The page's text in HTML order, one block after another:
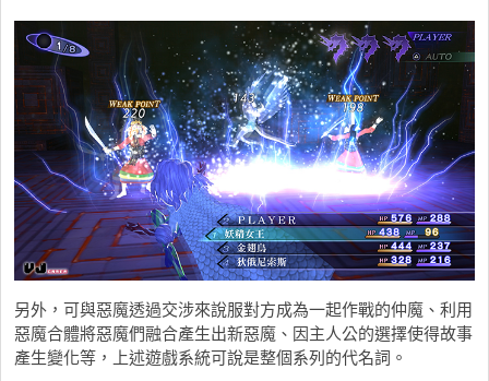
另外，可與惡魔透過交涉來說服對方成為一起作戰的仲魔、利用
惡魔合體將惡魔們融合產生出新惡魔、因主人公的選擇使得故事
產生變化等，上述遊戲系統可說是整個系列的代名詞。